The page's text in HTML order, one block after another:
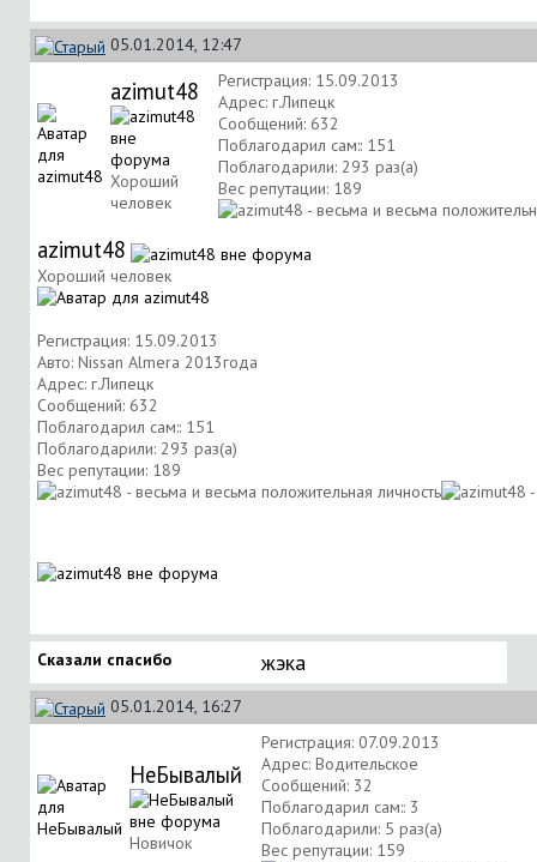
05.01.2014, 12:47
azimut48
Хороший
человек
Регистрация: 15.09.2013
Адрес: г.Липецк
Сообщений: 632
Поблагодарил сам:: 151
Поблагодарили: 293 раз(а)
Вес репутации: 189
azimut48
Хороший человек
Регистрация: 15.09.2013
Авто: Nissan Almera 2013года
Адрес: г.Липецк
Сообщений: 632
Поблагодарил сам:: 151
Поблагодарили: 293 раз(а)
Вес репутации: 189
Сказали спасибо жэка
05.01.2014, 16:27
НеБывалый
Новичок
Регистрация: 07.09.2013
Адрес: Водительское
Сообщений: 32
Поблагодарил сам:: 3
Поблагодарили: 5 раз(а)
Вес репутации: 159